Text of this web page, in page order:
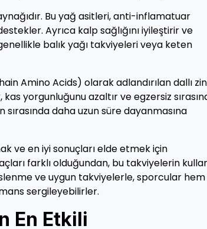
Bu yağ asitleri, anti-inflamatuar
Ayrıca kalp sağlığını iyileştirir ve
balık yağı takviyeleri veya keten
Amino Acids) olarak adlandırılan dallı
yorgunluğunu azaltır ve egzersiz
daha uzun süre dayanmasına
ve en iyi sonuçları elde etmek için
farklı olduğundan, bu takviyelerin
ve uygun takviyelerle, sporcular hem
sergileyebilirler.
En Etkili